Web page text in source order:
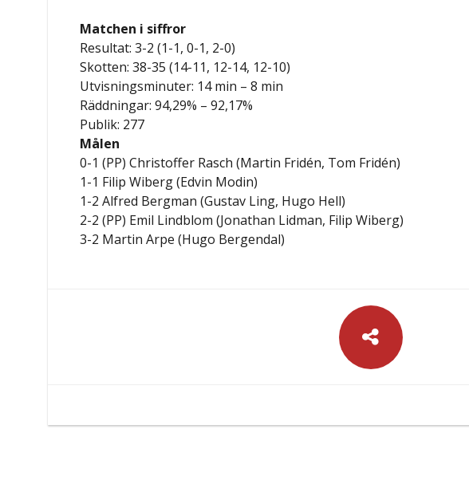
Matchen i siffror
Resultat: 3-2 (1-1, 0-1, 2-0)
Skotten: 38-35 (14-11, 12-14, 12-10)
Utvisningsminuter: 14 min – 8 min
Räddningar: 94,29% – 92,17%
Publik: 277
Målen
0-1 (PP) Christoffer Rasch (Martin Fridén, Tom Fridén)
1-1 Filip Wiberg (Edvin Modin)
1-2 Alfred Bergman (Gustav Ling, Hugo Hell)
2-2 (PP) Emil Lindblom (Jonathan Lidman, Filip Wiberg)
3-2 Martin Arpe (Hugo Bergendal)